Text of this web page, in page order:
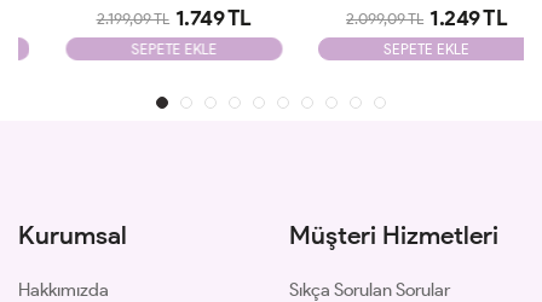
2.199,09 TL 1.749 TL
SEPETE EKLE
2.099,09 TL 1.249 TL
SEPETE EKLE
Kurumsal
Hakkımızda
Müşteri Hizmetleri
Sıkça Sorulan Sorular